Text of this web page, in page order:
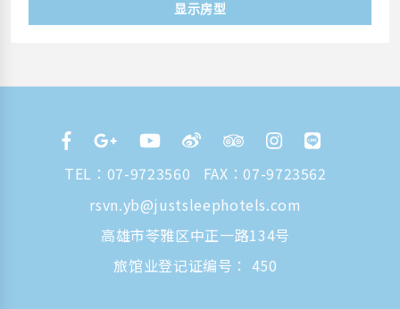
显示房型
TEL： 07-9723560
FAX：07-9723562
rsvn.yb@justsleephotels.com
高雄市苓雅区中正一路134号
旅馆业登记证编号： 450